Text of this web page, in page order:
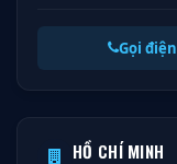
Gọi điện
HỒ CHÍ MINH